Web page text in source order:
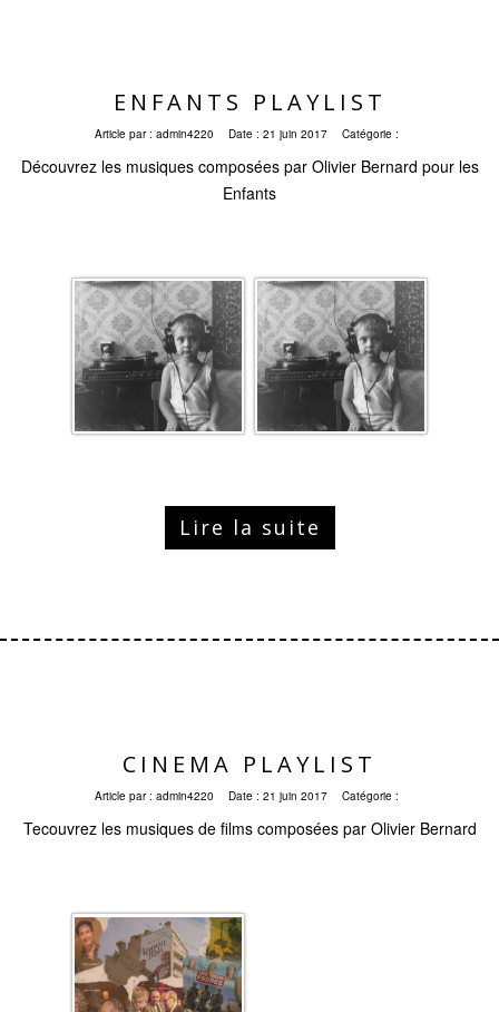
ENFANTS PLAYLIST
Article par : admin4220 Date : 21 juin 2017 Catégorie :
Découvrez les musiques composées par Olivier Bernard pour les
Enfants
Lire la suite
CINEMA PLAYLIST
Article par : admin4220 Date : 21 juin 2017 Catégorie :
Tecouvrez les musiques de films composées par Olivier Bernard